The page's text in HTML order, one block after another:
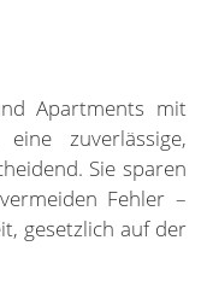
Apartments mit
zuverlässige,
Sie sparen
Fehler –
gesetzlich auf der